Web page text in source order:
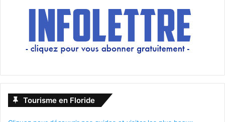
Tourisme en Floride